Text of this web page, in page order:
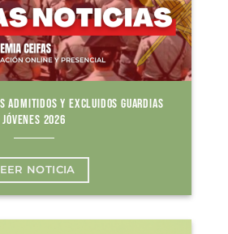
ADMITIDOS Y EXCLUIDOS GUARDIAS
JÓVENES 2026
NOTICIA